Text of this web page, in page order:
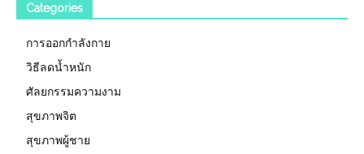
Categories
การออกกำลังกาย
วิธีลดน้ำหนัก
ศัลยกรรมความงาม
สุขภาพจิต
สุขภาพผู้ชาย